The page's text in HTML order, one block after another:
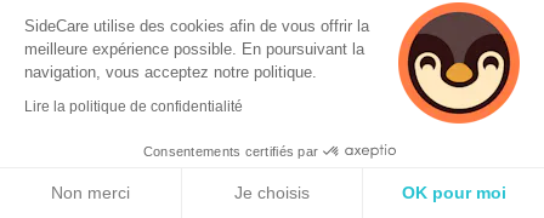
API SideCare
Les SIRH / Systèmes de paie connectés
SideCare utilise des cookies afin de vous offrir la
meilleure expérience possible. En poursuivant la
navigation, vous acceptez notre politique.
Lire la politique de confidentialité
Consentements certifiés par
Non merci Je choisis OK pour moi
2 personnes
consultent
actuellement cette